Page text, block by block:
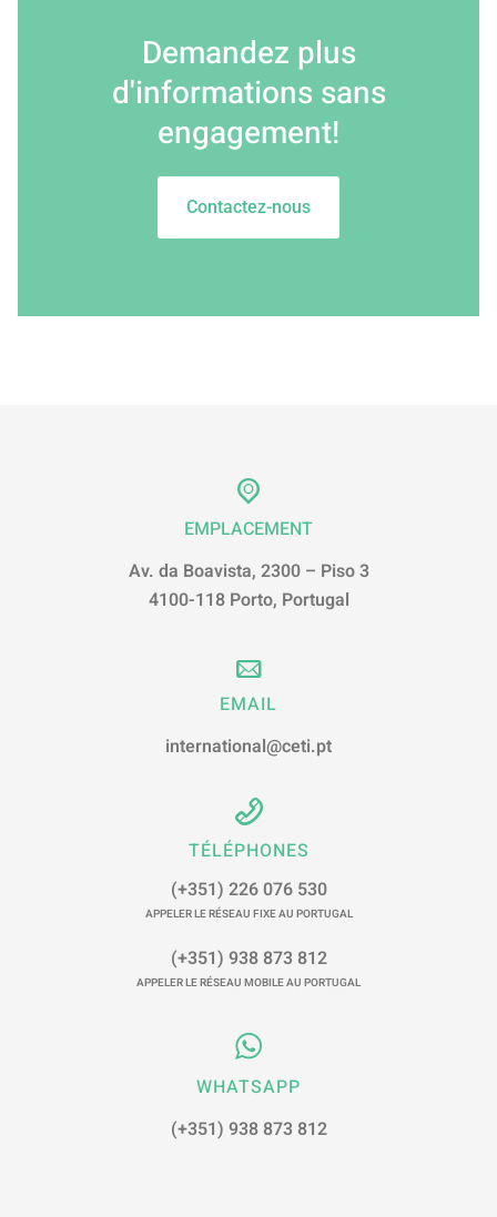
Demandez plus
d'informations sans
engagement!
Contactez-nous
EMPLACEMENT
Av. da Boavista, 2300 – Piso 3
4100-118 Porto, Portugal
EMAIL
international@ceti.pt
TÉLÉPHONES
(+351) 226 076 530
APPELER LE RÉSEAU FIXE AU PORTUGAL
(+351) 938 873 812
APPELER LE RÉSEAU MOBILE AU PORTUGAL
WHATSAPP
(+351) 938 873 812